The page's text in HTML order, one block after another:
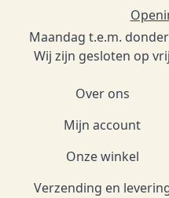
Maandag t.e.m.
Wij zijn gesloten op
Over ons
Mijn account
Onze winkel
Verzending en